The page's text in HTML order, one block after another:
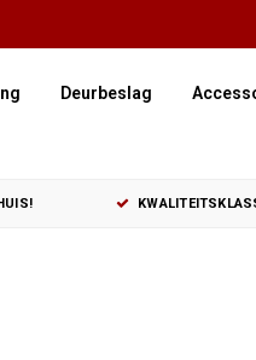
Deurbeslag